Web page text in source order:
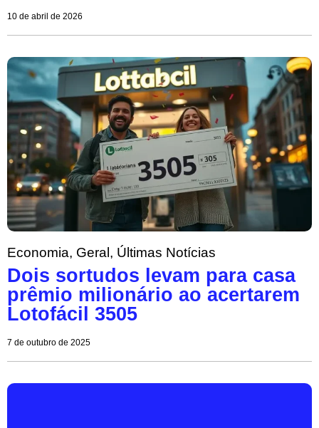
10 de abril de 2026
Economia, Geral, Últimas Notícias
Dois sortudos levam para casa
prêmio milionário ao acertarem
Lotofácil 3505
7 de outubro de 2025